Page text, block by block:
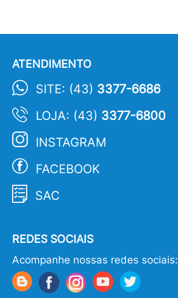
ATENDIMENTO
SITE: (43) 3377-6686
LOJA: (43) 3377-6800
INSTAGRAM
FACEBOOK
SAC
REDES SOCIAIS
Acompanhe nossas redes sociais: